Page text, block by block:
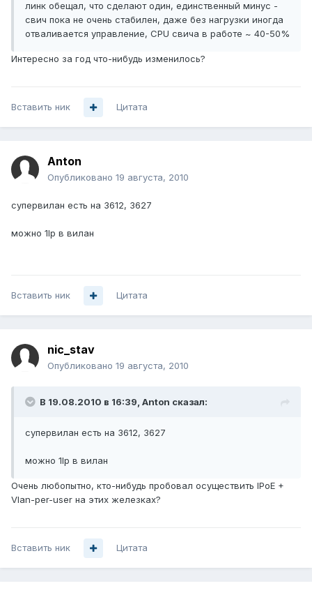
линк обещал, что сделают один, единственный минус -
свич пока не очень стабилен, даже без нагрузки иногда
отваливается управление, CPU свича в работе ~ 40-50%
Интересно за год что-нибудь изменилось?
Вставить ник Цитата
Anton
Опубликовано 19 августа, 2010
супервилан есть на 3612, 3627
можно 1Ip в вилан
Вставить ник Цитата
nic_stav
Опубликовано 19 августа, 2010
В 19.08.2010 в 16:39, Anton сказал:
супервилан есть на 3612, 3627
можно 1Ip в вилан
Очень любопытно, кто-нибудь пробовал осуществить IPoE +
Vlan-per-user на этих железках?
Вставить ник Цитата